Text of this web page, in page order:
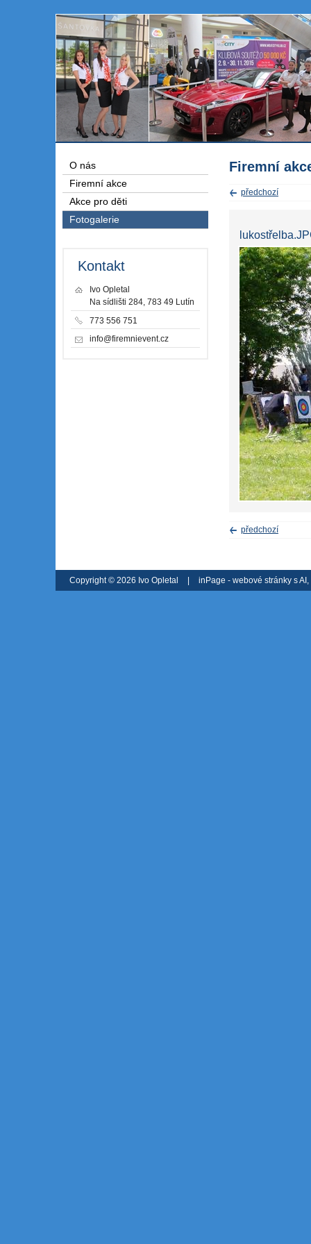
Firemní
předchozí
předchozí
O nás
Firemní akce
Akce pro děti
Fotogalerie
Kontakt
Ivo Opletal
Na sídlišti 284, 783 49 Lutín
773 556 751
info@firemnievent.cz
Copyright © 2026 Ivo Opletal | inPage - webové stránky s AI,